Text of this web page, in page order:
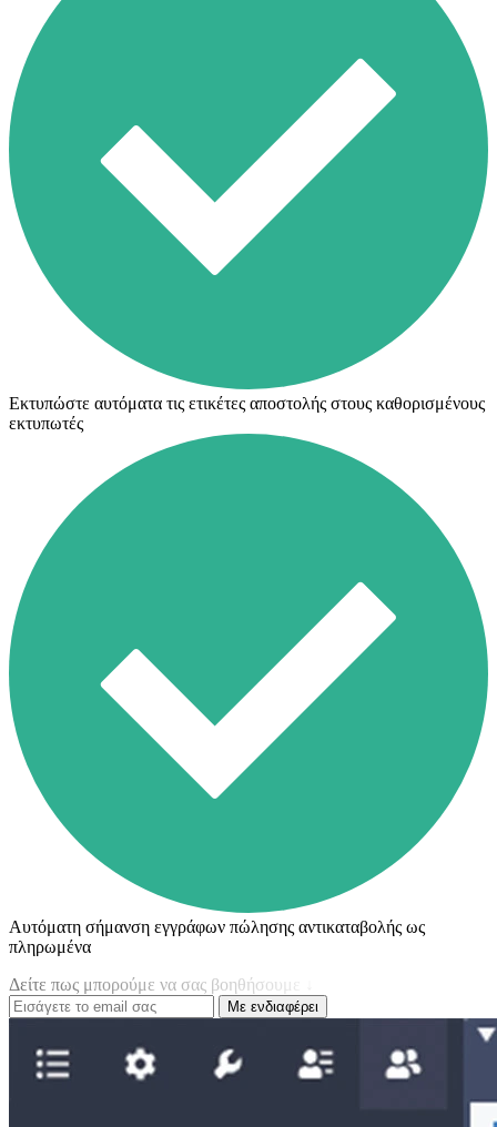
Εκτυπώστε αυτόματα τις ετικέτες αποστολής στους καθορισμένους
εκτυπωτές
Αυτόματη σήμανση εγγράφων πώλησης αντικαταβολής ως
πληρωμένα
Δείτε πως μπορούμε να σας βοηθήσουμε ↓
Με ενδιαφέρει